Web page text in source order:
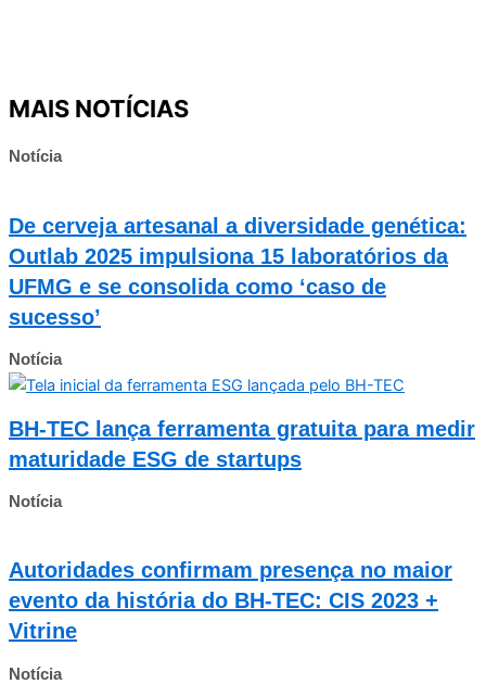
MAIS NOTÍCIAS
Notícia
De cerveja artesanal a diversidade genética:
Outlab 2025 impulsiona 15 laboratórios da
UFMG e se consolida como ‘caso de
sucesso’
Notícia
BH-TEC lança ferramenta gratuita para medir
maturidade ESG de startups
Notícia
Autoridades confirmam presença no maior
evento da história do BH-TEC: CIS 2023 +
Vitrine
Notícia